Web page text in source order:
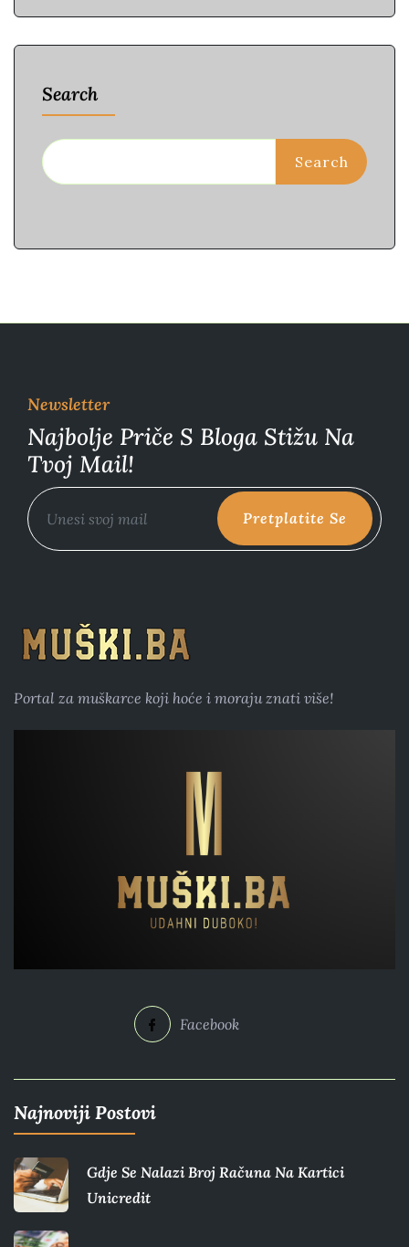
Search
Search
Newsletter
Najbolje Priče S Bloga Stižu Na
Tvoj Mail!
Pretplatite Se
Portal za muškarce koji hoće i moraju znati više!
Facebook
Najnoviji Postovi
Gdje Se Nalazi Broj Računa Na Kartici
Unicredit